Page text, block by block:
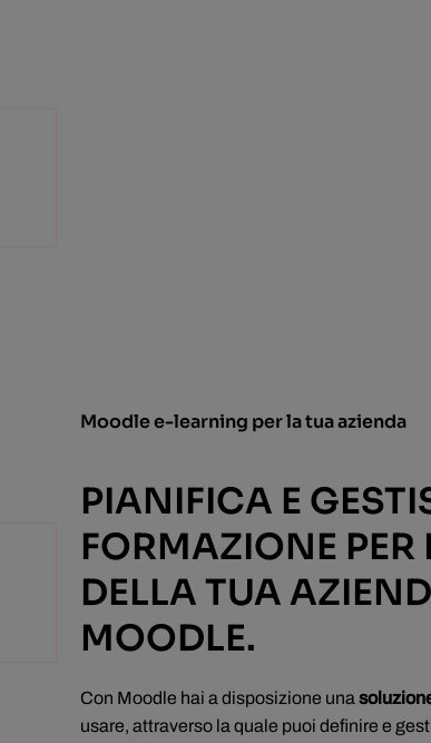
Moodle e-learning per la tua azienda
PIANIFICA E
FORMAZIONE PER
DELLA TUA
MOODLE.
Con Moodle hai a disposizione una
usare, attraverso la quale puoi definire e